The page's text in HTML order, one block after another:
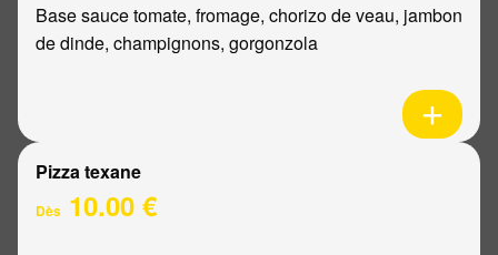
Base sauce tomate, fromage, chorizo de veau, jambon
de dinde, champignons, gorgonzola
Pizza texane
Dès 10.00 €